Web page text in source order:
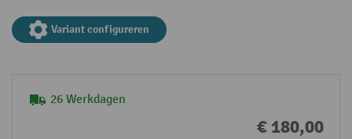
Variant configureren
26 Werkdagen
€ 180,00